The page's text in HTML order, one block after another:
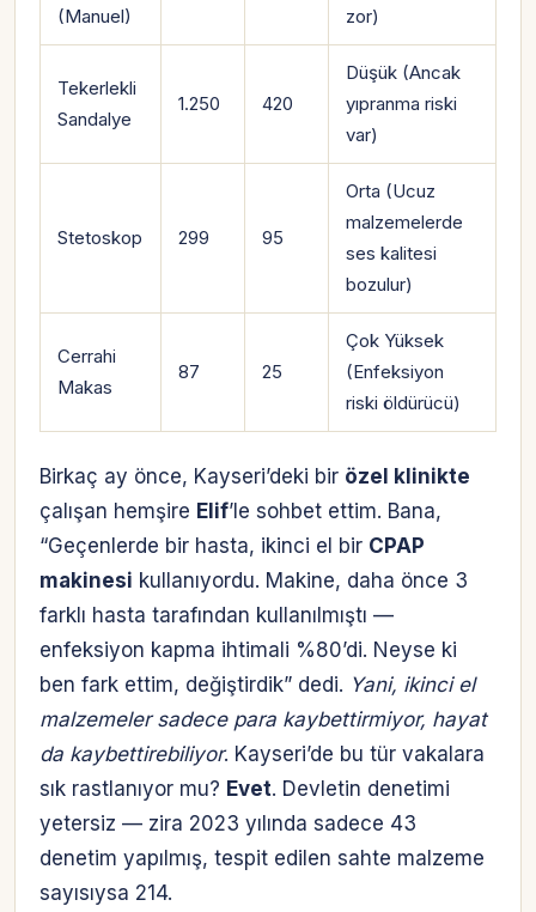
(Manuel)
zor)
Tekerlekli
Sandalye
1.250 420
Düşük (Ancak
yıpranma riski
var)
Stetoskop 299 95
Orta (Ucuz
malzemelerde
ses kalitesi
bozulur)
Cerrahi
Makas
87 25
Çok Yüksek
(Enfeksiyon
riski öldürücü)
Birkaç ay önce, Kayseri’deki bir özel klinikte
çalışan hemşire Elif’le sohbet ettim. Bana,
“Geçenlerde bir hasta, ikinci el bir CPAP
makinesi kullanıyordu. Makine, daha önce 3
farklı hasta tarafından kullanılmıştı —
enfeksiyon kapma ihtimali %80’di. Neyse ki
ben fark ettim, değiştirdik” dedi. Yani, ikinci el
malzemeler sadece para kaybettirmiyor, hayat
da kaybettirebiliyor. Kayseri’de bu tür vakalara
sık rastlanıyor mu? Evet. Devletin denetimi
yetersiz — zira 2023 yılında sadece 43
denetim yapılmış, tespit edilen sahte malzeme
sayısıysa 214.